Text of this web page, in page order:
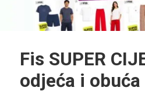
Fis SUPER
odjeća i